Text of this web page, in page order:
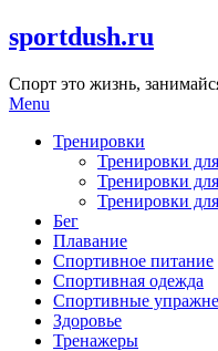
Skip
to
sportdush.ru
Спорт это жизнь,
Menu
Тренировки
Тренировки
Тренировки
Тренировки
Бег
Плавание
Спортивное питание
Спортивная одежда
Спортивные
Здоровье
Тренажеры